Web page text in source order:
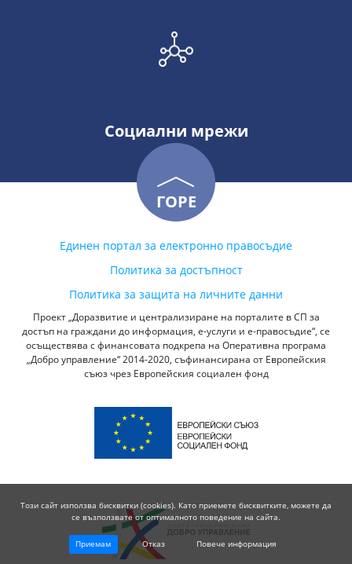
Социални мрежи
ГОРЕ
Единен портал за електронно правосъдие
Политика за достъпност
Политика за защита на личните данни
Проект „Доразвитие и централизиране на порталите в СП за
достъп на граждани до информация, е-услуги и е-правосъдие“, се
осъществява с финансовата подкрепа на Оперативна програма
„Добро управление“ 2014-2020, съфинансирана от Европейския
съюз чрез Европейския социален фонд
Този сайт използва бисквитки (cookies). Като приемете бисквитките, можете да
се възползвате от оптималното поведение на сайта.
Приемам Отказ Повече информация